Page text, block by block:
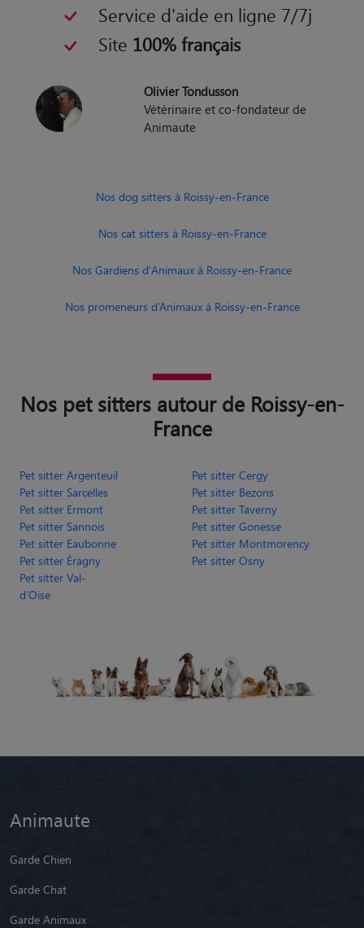
Service d'aide en ligne 7/7j
Site 100% français
Olivier Tondusson
Vétérinaire et co-fondateur de
Animaute
Nos dog sitters à Roissy-en-France
Nos cat sitters à Roissy-en-France
Nos Gardiens d'Animaux à Roissy-en-France
Nos promeneurs d’Animaux à Roissy-en-France
Nos pet sitters autour de Roissy-en-
France
Pet sitter Argenteuil
Pet sitter Cergy
Pet sitter Sarcelles
Pet sitter Bezons
Pet sitter Ermont
Pet sitter Taverny
Pet sitter Sannois
Pet sitter Gonesse
Pet sitter Eaubonne
Pet sitter Montmorency
Pet sitter Éragny
Pet sitter Osny
Pet sitter Val-
d'Oise
Animaute
Garde Chien
Garde Chat
Garde Animaux